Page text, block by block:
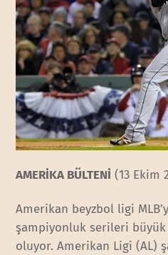
AMERİKA BÜLTENİ (13 Ekim
Amerikan beyzbol ligi
şampiyonluk serileri
oluyor. Amerikan Ligi (AL)